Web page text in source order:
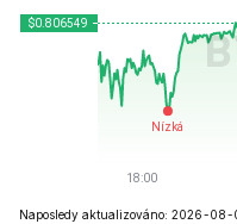
Naposledy aktualizováno: 2026-08-